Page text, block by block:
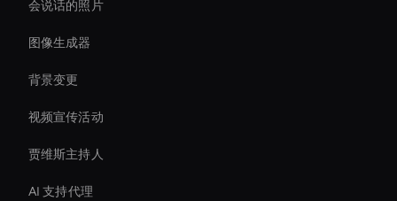
会说话的照片
图像生成器
背景变更
视频宣传活动
贾维斯主持人
AI 支持代理